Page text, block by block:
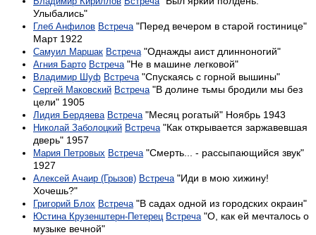
Улыбались"
Глеб Анфилов Встреча "Перед вечером в старой гостинице"
Март 1922
Самуил Маршак Встреча "Однажды аист длинноногий"
Агния Барто Встреча "Не в машине легковой"
Владимир Шуф Встреча "Спускаясь с горной вышины"
Сергей Маковский Встреча "В долине тьмы бродили мы без
цели" 1905
Лидия Бердяева Встреча "Месяц рогатый" Ноябрь 1943
Николай Заболоцкий Встреча "Как открывается заржавевшая
дверь" 1957
Мария Петровых Встреча "Смерть... - рассыпающийся звук"
1927
Алексей Ачаир (Грызов) Встреча "Иди в мою хижину!
Хочешь?"
Григорий Блох Встреча "В садах одной из городских окраин"
Юстина Крузенштерн-Петерец Встреча "О, как ей мечталось о
музыке вечной"